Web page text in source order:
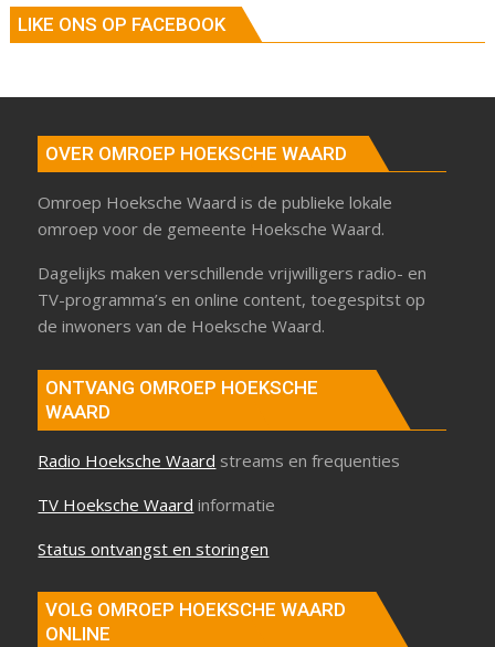
LIKE ONS OP FACEBOOK
OVER OMROEP HOEKSCHE WAARD
Omroep Hoeksche Waard is de publieke lokale
omroep voor de gemeente Hoeksche Waard.
Dagelijks maken verschillende vrijwilligers radio- en
TV-programma’s en online content, toegespitst op
de inwoners van de Hoeksche Waard.
ONTVANG OMROEP HOEKSCHE
WAARD
Radio Hoeksche Waard streams en frequenties
TV Hoeksche Waard informatie
Status ontvangst en storingen
VOLG OMROEP HOEKSCHE WAARD
ONLINE